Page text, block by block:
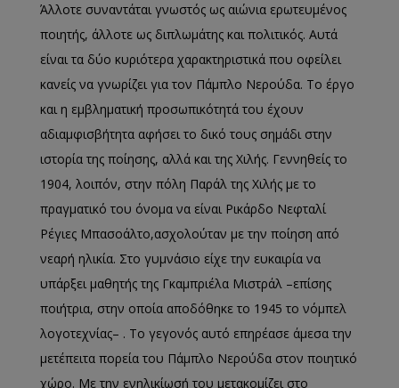
Άλλοτε συναντάται γνωστός ως αιώνια ερωτευμένος
ποιητής, άλλοτε ως διπλωμάτης και πολιτικός. Αυτά
είναι τα δύο κυριότερα χαρακτηριστικά που οφείλει
κανείς να γνωρίζει για τον Πάμπλο Νερούδα. Το έργο
και η εμβληματική προσωπικότητά του έχουν
αδιαμφισβήτητα αφήσει το δικό τους σημάδι στην
ιστορία της ποίησης, αλλά και της Χιλής. Γεννηθείς το
1904, λοιπόν, στην πόλη Παράλ της Χιλής με το
πραγματικό του όνομα να είναι Ρικάρδο Νεφταλί
Ρέγιες Μπασοάλτο,ασχολούταν με την ποίηση από
νεαρή ηλικία. Στο γυμνάσιο είχε την ευκαιρία να
υπάρξει μαθητής της Γκαμπριέλα Μιστράλ –επίσης
ποιήτρια, στην οποία αποδόθηκε το 1945 το νόμπελ
λογοτεχνίας– . Το γεγονός αυτό επηρέασε άμεσα την
μετέπειτα πορεία του Πάμπλο Νερούδα στον ποιητικό
χώρο. Με την ενηλικίωσή του μετακομίζει στο